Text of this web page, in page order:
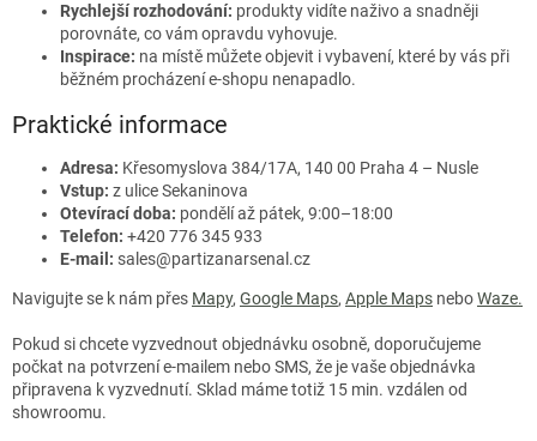
Rychlejší rozhodování: produkty vidíte naživo a snadněji
porovnáte, co vám opravdu vyhovuje.
Inspirace: na místě můžete objevit i vybavení, které by vás při
běžném procházení e-shopu nenapadlo.
Praktické informace
Adresa: Křesomyslova 384/17A, 140 00 Praha 4 – Nusle
Vstup: z ulice Sekaninova
Otevírací doba: pondělí až pátek, 9:00–18:00
Telefon: +420 776 345 933
E-mail: sales@partizanarsenal.cz
Navigujte se k nám přes Mapy, Google Maps, Apple Maps neboWaze.
Pokud si chcete vyzvednout objednávku osobně, doporučujeme
počkat na potvrzení e-mailem nebo SMS, že je vaše objednávka
připravena k vyzvednutí. Sklad máme totiž 15 min. vzdálen od
showroomu.